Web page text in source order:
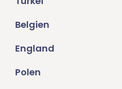
Belgien
England
Polen